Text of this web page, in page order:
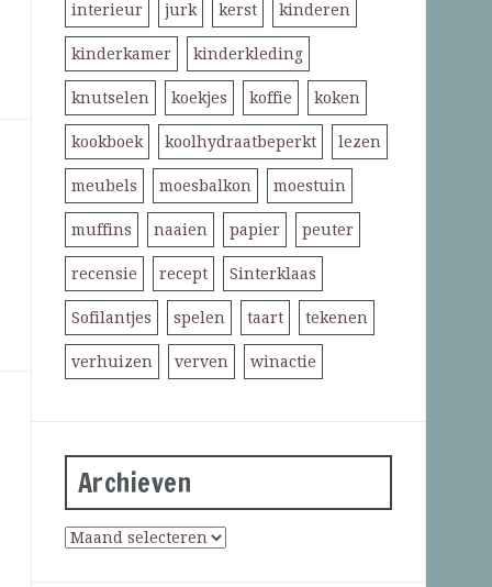
interieur jurk kerst kinderen
kinderkamer kinderkleding
knutselen koekjes koffie koken
kookboek koolhydraatbeperkt lezen
meubels moesbalkon moestuin
muffins naaien papier peuter
recensie recept Sinterklaas
Sofilantjes spelen taart tekenen
verhuizen verven winactie
Archieven